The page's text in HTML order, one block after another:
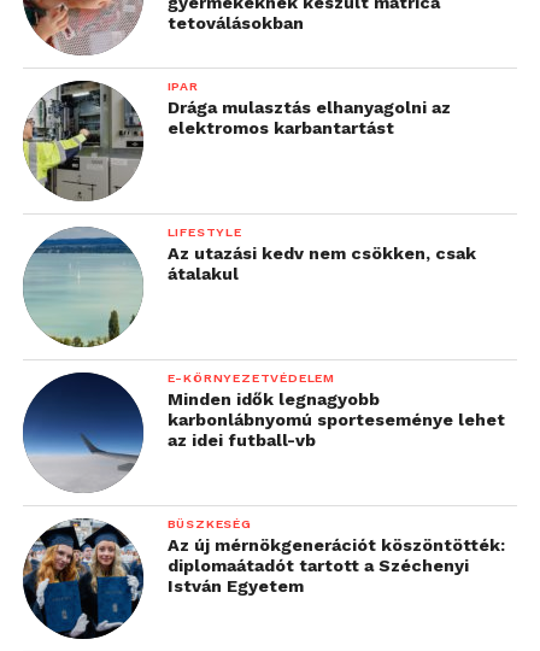
tetoválásokban
IPAR
Drága mulasztás elhanyagolni az
elektromos karbantartást
LIFESTYLE
Az utazási kedv nem csökken, csak
átalakul
E-KÖRNYEZETVÉDELEM
Minden idők legnagyobb
karbonlábnyomú sporteseménye lehet
az idei futball-vb
BÜSZKESÉG
Az új mérnökgenerációt köszöntötték:
diplomaátadót tartott a Széchenyi
István Egyetem